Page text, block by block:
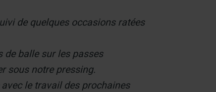
de quelques occasions ratées
de balle sur les passes
sous notre pressing.
le travail des prochaines